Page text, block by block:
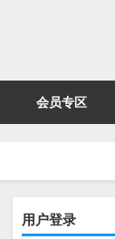
会员专区
用户登录